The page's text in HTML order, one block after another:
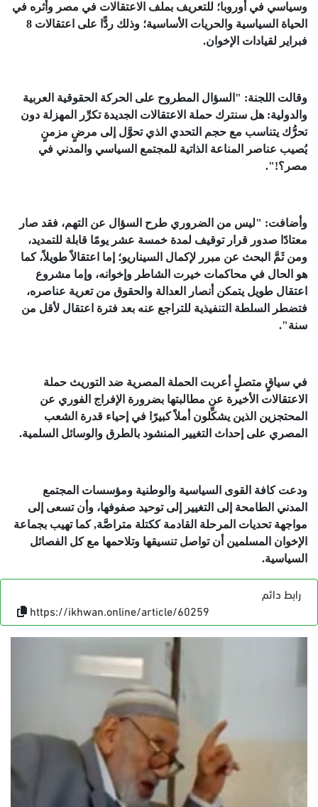
وسياسي في أوروبا؛ للتعريف بملف الاعتقالات في مصر وأثره في
الحياة السياسية والحريات الأساسية؛ وذلك ردًّا على اعتقالات 8
فبراير لقيادات الإخوان.
وقالت اللجنة: "السؤال المطروح على الحركة الحقوقية العربية
والدولية: هل سنترك حملة الاعتقالات الجديدة تكرِّر المهزلة دون
تحرُّك يتناسب مع حجم التحدي الذي تحوَّل إلى مرضٍ مزمنٍ
يُصيب عناصر المناعة الذاتية للمجتمع السياسي والمدني في
مصر؟!".
وأضافت: "ليس من الضروري طرح السؤال عن التهم، فقد صار
معتادًا صدور قرار توقيف لمدة خمسة عشر يومًا قابلة للتمديد،
ومن ثَمَّ البحث عن مبرر لإكمال السيناريو؛ إما اعتقالاً طويلاً، كما
هو الحال في محاكمات خيرت الشاطر وإخوانه، وإما مشروع
اعتقال طويل يتمكن أنصار العدالة والحقوق من تعرية عناصره،
فتضطر السلطة التنفيذية للتراجع عنه بعد فترة اعتقال لأقل من
سنة".
في سياقٍ متصلٍ أعربت الحملة المصرية ضد التوريث حملة
الاعتقالات الأخيرة عن مطالبتها بضرورة الإفراج الفوري عن
المحتجزين الذين يشكِّلون أملاً كبيرًا في إحياء قدرة الشعب
المصري على إحداث التغيير المنشود بالطرق والوسائل السلمية.
ودعت كافة القوى السياسية والوطنية ومؤسسات المجتمع
المدني الطامحة إلى التغيير إلى توحيد صفوفها، وأن تسعى إلى
مواجهة تحديات المرحلة القادمة ككتلة متراصَّة, كما تهيب بجماعة
الإخوان المسلمين أن تواصل تنسيقها وتلاحمها مع كل الفصائل
السياسية.
رابط دائم
https://ikhwan.online/article/60259